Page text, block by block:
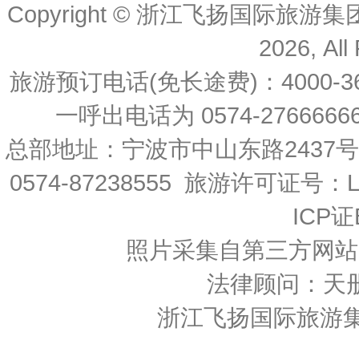
Copyright © 浙江飞扬国际旅游集
2026, All
旅游预订电话(免长途费)：4000-
一呼出电话为 0574-
总部地址：宁波市中山东路2437
0574-87238555 旅游许可证号
ICP
照片采集自第三方网
法律顾问：天
浙江飞扬国际旅游